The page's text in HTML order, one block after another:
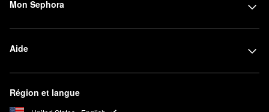
Mon Sephora
Aide
Région et langue